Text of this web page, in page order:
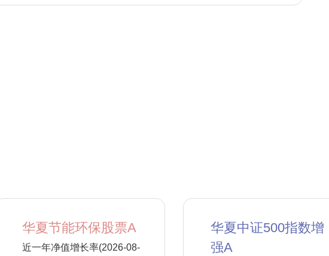
华夏节能环保股票A
近一年净值增长率(2026-08-
华夏中证500指数增
强A